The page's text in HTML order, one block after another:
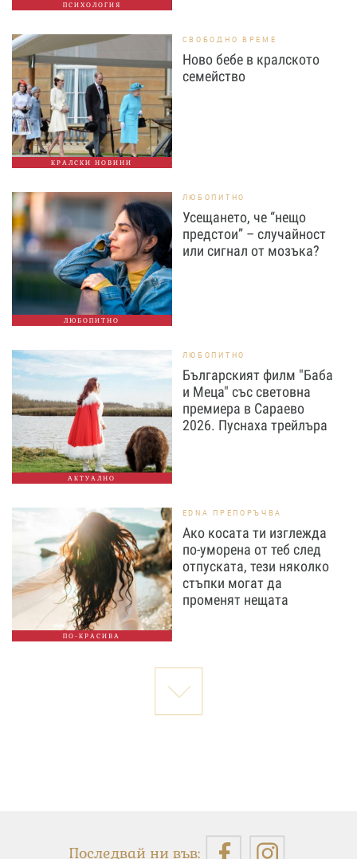
ПСИХОЛОГИЯ
КРАЛСКИ НОВИНИ
СВОБОДНО ВРЕМЕ
Ново бебе в кралското
семейство
ЛЮБОПИТНО
ЛЮБОПИТНО
Усещането, че “нещо
предстои” – случайност
или сигнал от мозъка?
АКТУАЛНО
ЛЮБОПИТНО
Българският филм "Баба
и Меца" със световна
премиера в Сараево
2026. Пуснаха трейлъра
ПО-КРАСИВА
EDNA ПРЕПОРЪЧВА
Ако косата ти изглежда
по-уморена от теб след
отпуската, тези няколко
стъпки могат да
променят нещата
Последвай ни във: